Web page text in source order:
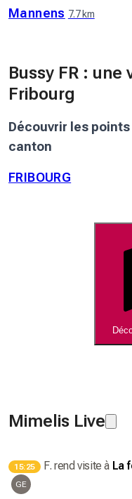
Mannens 7.7 km
Bussy FR :
Fribourg
Découvrir les
canton
FRIBOURG
Mimelis Live
15:25 F. rend visite à La
GE